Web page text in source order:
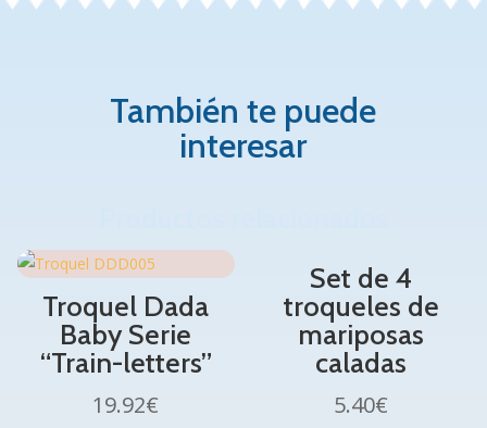
También te puede
interesar
Troquel Dada
Baby Serie
“Train-letters”
19.92€
Set de 4
troqueles de
mariposas
caladas
5.40€